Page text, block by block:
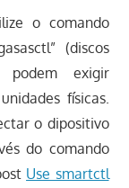
o comando
(discos
exigir
físicas.
o dipositivo
do comando
Use smartctl